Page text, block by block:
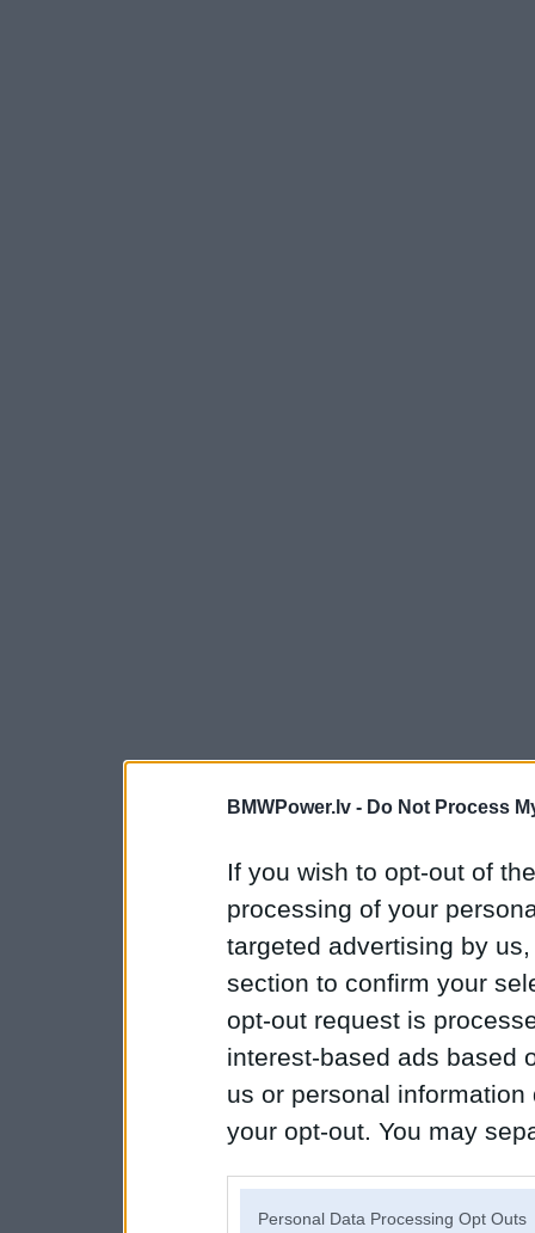
BMWPower.lv - Do Not Process
If you wish to opt-out of
processing of your
targeted advertising by
section to confirm your
opt-out request is
interest-based ads based
us or personal
your opt-out. You may
Personal Data Processing Opt Outs